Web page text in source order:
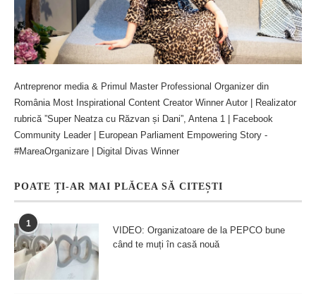
Antreprenor media & Primul Master Professional Organizer din
România Most Inspirational Content Creator Winner Autor | Realizator
rubrică ”Super Neatza cu Răzvan și Dani”, Antena 1 | Facebook
Community Leader | European Parliament Empowering Story -
#MareaOrganizare | Digital Divas Winner
POATE ȚI-AR MAI PLĂCEA SĂ CITEȘTI
1
VIDEO: Organizatoare de la PEPCO bune
când te muți în casă nouă